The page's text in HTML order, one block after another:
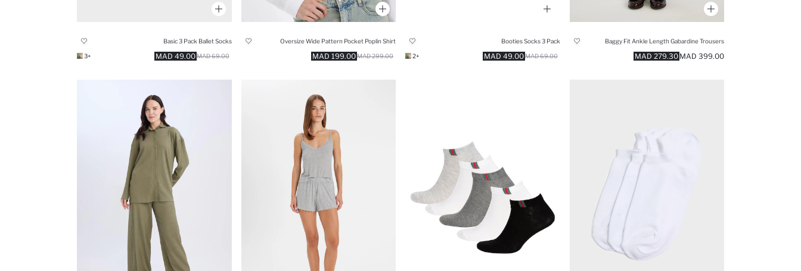
Baggy Fit Ankle Length Gabardine Trousers
279.30 MAD 399.00 MAD
Booties Socks 3 Pack
49.00 MAD 69.00 MAD
+2
Oversize Wide Pattern Pocket Poplin Shirt
199.00 MAD 299.00 MAD
Basic 3 Pack Ballet Socks
49.00 MAD 69.00 MAD
+3